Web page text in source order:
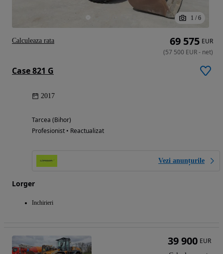
1 / 6
Case 821 G
2017
Tarcea (Bihor)
Profesionist • Reactualizat
Vezi anunțurile
Lorger
Inchirieri
69 575 EUR
(57 500 EUR- net)
Calculeaza rata
39 900 EUR